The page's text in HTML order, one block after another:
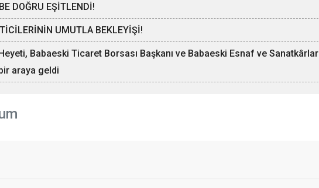
DOĞRU EŞİTLENDİ!
UMUTLA BEKLEYİŞİ!
Babaeski Ticaret Borsası Başkanı ve Babaeski Esnaf ve Sanatkârlar
araya geldi